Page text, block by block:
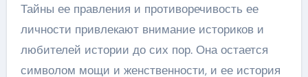
Тайны ее правления и противоречивость ее
личности привлекают внимание историков и
любителей истории до сих пор. Она остается
символом мощи и женственности, и ее история